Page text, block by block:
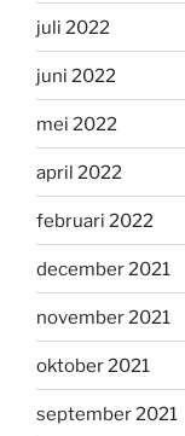
juli 2022
juni 2022
mei 2022
april 2022
februari 2022
december 2021
november 2021
oktober 2021
september 2021